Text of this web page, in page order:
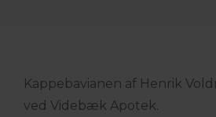
Kappebavianen af Henrik
ved Videbæk Apotek.